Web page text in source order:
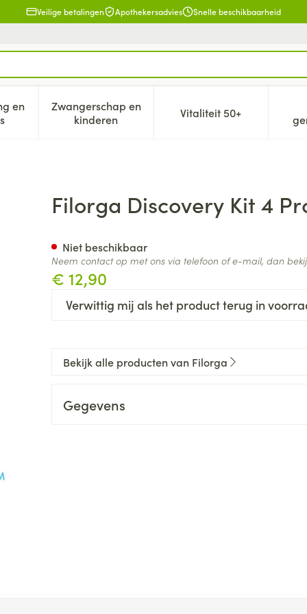
Veilige betalingen Apothekersadvies Snelle beschikbaarheid
verzorging en hygiëne categorie
en
submenu voor Dieet, voeding en vitamines categorie
Zwangerschap en
kinderenToon submenu voor Zwangerschap en
Vitaliteit 50+Toon submenu
Filorga Discovery Kit 4
€ 12,90
Verwittig mij als het product terug in
Niet beschikbaar
Neem contact op met ons via telefoon of e-mail, dan
Bekijk alle producten van Filorga
Gegevens